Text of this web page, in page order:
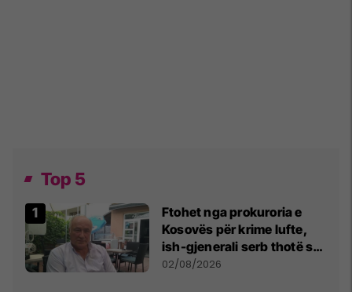
Top 5
Ftohet nga prokuroria e
Kosovës për krime lufte,
ish-gjenerali serb thotë se
dikush e tradhtoi në
02/08/2026